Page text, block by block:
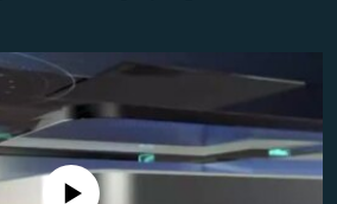
source currently available